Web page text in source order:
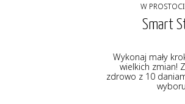
W
Smart
Wykonaj mały
wielkich zmian!
zdrowo z 10